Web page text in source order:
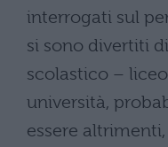
interrogati sul
si sono divertiti
scolastico –
università,
essere